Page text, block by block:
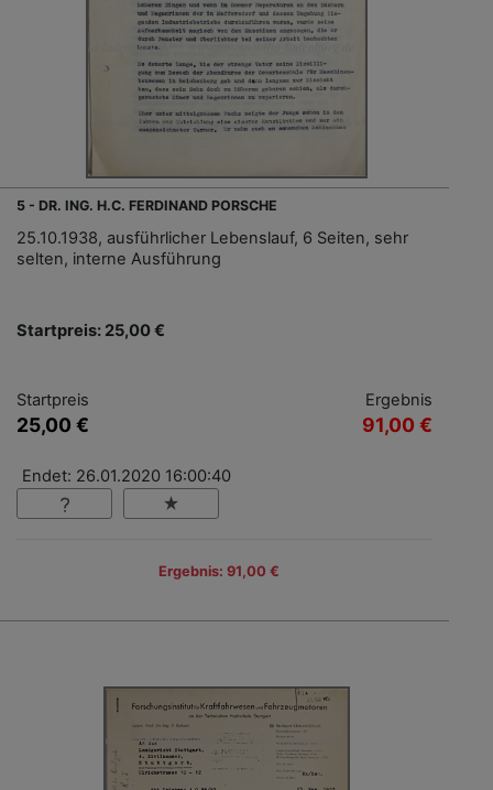
5 - DR. ING. H.C. FERDINAND PORSCHE
25.10.1938, ausführlicher Lebenslauf, 6 Seiten, sehr
selten, interne Ausführung
Startpreis: 25,00 €
Startpreis
25,00 €
Ergebnis
91,00 €
Endet: 26.01.2020 16:00:40
Ergebnis: 91,00 €